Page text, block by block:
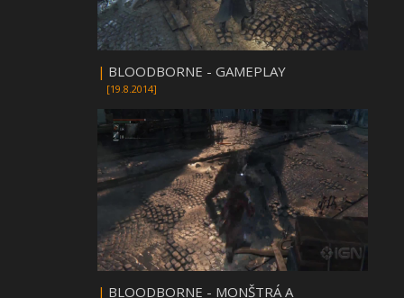
| BLOODBORNE - GAMEPLAY
[19.8.2014]
| BLOODBORNE - MONŠTRÁ A